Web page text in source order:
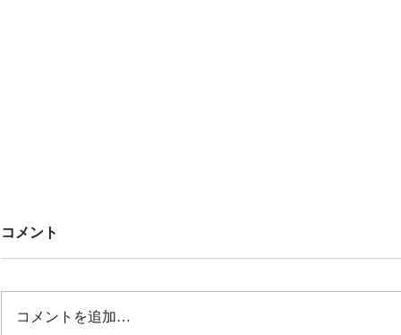
Untitled
オープニング 冬の荒波から🎵風
で すごく盛り上がりました💖💖
コメント
コメントを追加…